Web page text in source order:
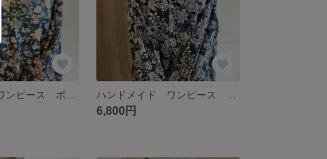
6,800円